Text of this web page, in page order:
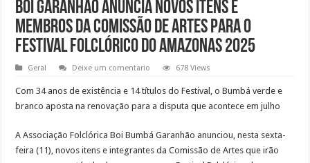
Boi Garanhão anuncia novos itens e
membros da Comissão de Artes para o
Festival Folclórico do Amazonas 2025
Geral Deixe um comentario 678 Views
Com 34 anos de existência e 14 títulos do Festival, o Bumbá verde e
branco aposta na renovação para a disputa que acontece em julho
A Associação Folclórica Boi Bumbá Garanhão anunciou, nesta sexta-
feira (11), novos itens e integrantes da Comissão de Artes que irão